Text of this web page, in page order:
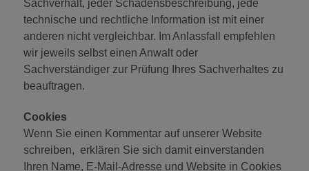
Sachverhalt, jeder Schadensbeschreibung, jede
technische und rechtliche Information ist mit einer
anderen nicht vergleichbar. Im Anlassfall empfehlen
wir jeweils selbst einen Anwalt oder
Sachverständiger zur Prüfung Ihres Sachverhaltes zu
beauftragen.
Cookies
Wenn Sie einen Kommentar auf unserer Website
schreiben, erklären Sie sich damit einverstanden
Ihren Name, E-Mail-Adresse und Website in Cookies